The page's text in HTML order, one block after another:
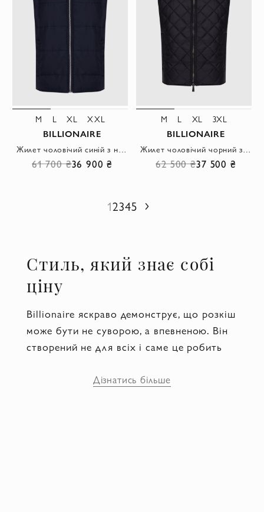
M L XL XXL
BILLIONAIRE
Жилет чоловічий синій з нашивкою логотипу
61 700 ₴36 900 ₴
M L XL 3XL
BILLIONAIRE
Жилет чоловічий чорний з нашивкою логотипу
62 500 ₴37 500 ₴
12345Наступний
Стиль, який знає собі
ціну
Billionaire яскраво демонструє, що розкіш
може бути не суворою, а впевненою. Він
створений не для всіх і саме це робить
"Я вже все досягнув. Тепер просто
Дізнатись більше